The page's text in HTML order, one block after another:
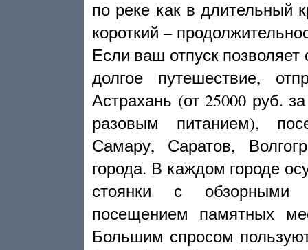
по реке как в длительный
короткий –
Если ваш отпуск позволяет
долгое путешествие,
Астрахань (от 25000 руб.
разовым питанием),
Самару, Саратов,
города. В каждом городе
стоянки с обзорными
посещением памятных
Большим спросом